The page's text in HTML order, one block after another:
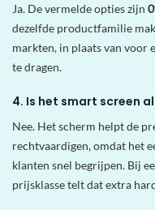
Ja. De vermelde opties zijn
dezelfde productfamilie
markten, in plaats van voor
te dragen.
4. Is het smart screen
Nee. Het scherm helpt de
rechtvaardigen, omdat het
klanten snel begrijpen. Bij
prijsklasse telt dat extra